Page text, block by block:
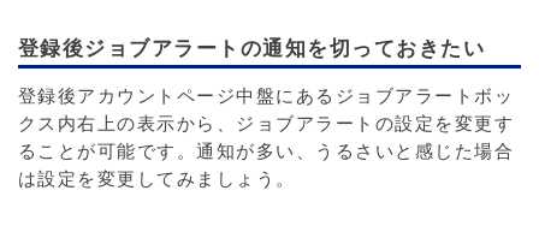
登録後ジョブアラートの通知を切っておきたい
登録後アカウントページ中盤にあるジョブアラートボッ
クス内右上の表示から、ジョブアラートの設定を変更す
ることが可能です。通知が多い、うるさいと感じた場合
は設定を変更してみましょう。